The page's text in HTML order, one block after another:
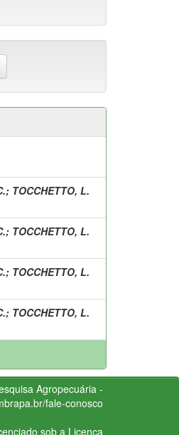
; TOCCHETTO, L.
; TOCCHETTO, L.
; TOCCHETTO, L.
; TOCCHETTO, L.
Agropecuária -
fale-conosco
sob a Licença